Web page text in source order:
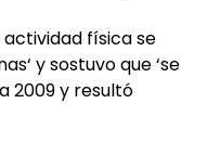
actividad física se
y sostuvo que ‘se
2009 y resultó